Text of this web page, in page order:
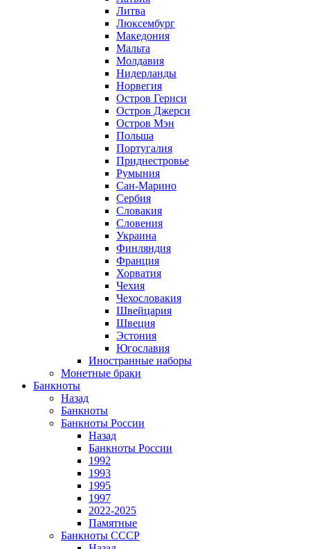
Литва
Люксембург
Македония
Мальта
Молдавия
Нидерланды
Норвегия
Остров Гернси
Остров Джерси
Остров Мэн
Польша
Португалия
Приднестровье
Румыния
Сан-Марино
Сербия
Словакия
Словения
Украина
Финляндия
Франция
Хорватия
Чехия
Чехословакия
Швейцария
Швеция
Эстония
Югославия
Иностранные наборы
Монетные браки
Банкноты
Назад
Банкноты
Банкноты России
Назад
Банкноты России
1992
1993
1995
1997
2022-2025
Памятные
Банкноты СССР